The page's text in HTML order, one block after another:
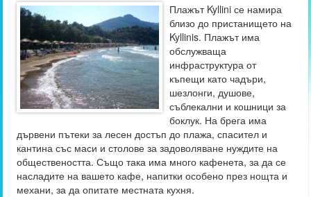
Плажът Kyllini се намира
близо до пристанището на
Kyllinis. Плажът има
обслужваща
инфраструктура от
къпещи като чадъри,
шезлонги, душове,
съблекални и кошници за
боклук. На брега има
дървени пътеки за лесен достъп до плажа, спасител и
кантина със маси и столове за задоволяване нуждите на
обществеността. Също така има много кафенета, за да се
насладите на вашето кафе, напитки особено през нощта и
механи, за да опитате местната кухня.